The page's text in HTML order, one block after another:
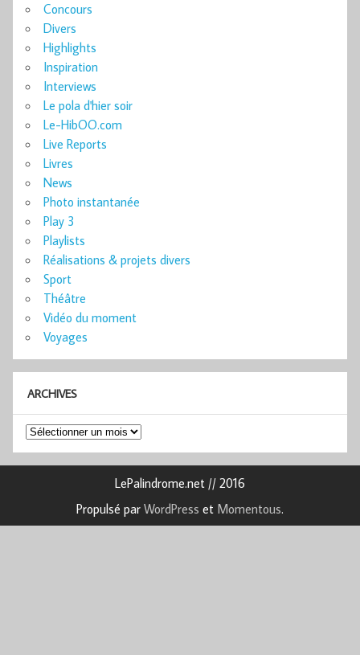
Concours
Divers
Highlights
Inspiration
Interviews
Le pola d'hier soir
Le-HibOO.com
Live Reports
Livres
News
Photo instantanée
Play 3
Playlists
Réalisations & projets divers
Sport
Théâtre
Vidéo du moment
Voyages
ARCHIVES
Archives
LePalindrome.net // 2016
Propulsé par WordPress et Momentous.